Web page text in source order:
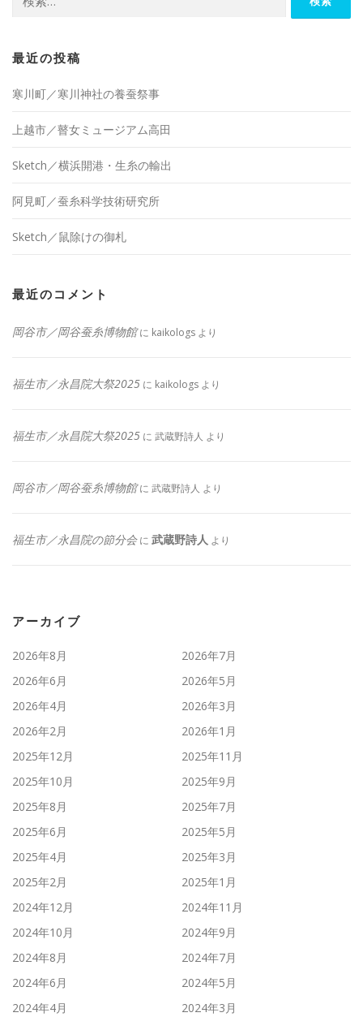
索:
最近の投稿
寒川町／寒川神社の養蚕祭事
上越市／瞽女ミュージアム高田
Sketch／横浜開港・生糸の輸出
阿見町／蚕糸科学技術研究所
Sketch／鼠除けの御札
最近のコメント
岡谷市／岡谷蚕糸博物館に kaikologs より
福生市／永昌院大祭2025 に kaikologs より
福生市／永昌院大祭2025 に 武蔵野詩人 より
岡谷市／岡谷蚕糸博物館に 武蔵野詩人 より
福生市／永昌院の節分会に 武蔵野詩人 より
アーカイブ
2026年8月
2026年7月
2026年6月
2026年5月
2026年4月
2026年3月
2026年2月
2026年1月
2025年12月
2025年11月
2025年10月
2025年9月
2025年8月
2025年7月
2025年6月
2025年5月
2025年4月
2025年3月
2025年2月
2025年1月
2024年12月
2024年11月
2024年10月
2024年9月
2024年8月
2024年7月
2024年6月
2024年5月
2024年4月
2024年3月